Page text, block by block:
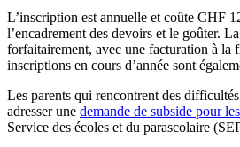
L’inscription est annuelle et coûte CHF
l’encadrement des devoirs et le goûter.
forfaitairement, avec une facturation à la
inscriptions en cours d’année sont
Les parents qui rencontrent des
adresser une demande de subside pour
Service des écoles et du parascolaire